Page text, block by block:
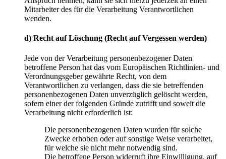
Mitarbeiter des für die Verarbeitung Verantwortlichen
wenden.
d) Recht auf Löschung (Recht auf Vergessen werden)
Jede von der Verarbeitung personenbezogener Daten
betroffene Person hat das vom Europäischen Richtlinien- und
Verordnungsgeber gewährte Recht, von dem
Verantwortlichen zu verlangen, dass die sie betreffenden
personenbezogenen Daten unverzüglich gelöscht werden,
sofern einer der folgenden Gründe zutrifft und soweit die
Verarbeitung nicht erforderlich ist:
Die personenbezogenen Daten wurden für solche
Zwecke erhoben oder auf sonstige Weise verarbeitet,
für welche sie nicht mehr notwendig sind.
Die betroffene Person widerruft ihre Einwilligung, auf